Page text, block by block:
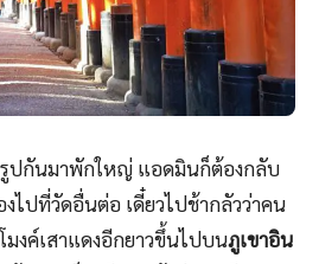
คนที่อยากจะเดินขึ้นไปก็จะใช้เวลา